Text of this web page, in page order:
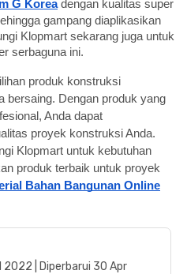
G Koreadengan kualitas super
gampang diaplikasikan
Klopmart sekarang juga untuk
serbaguna ini.
produk konstruksi
bersaing. Dengan produk yang
Anda dapat
proyek konstruksi Anda.
Klopmart untuk kebutuhan
produk terbaik untuk proyek
Bahan Bangunan Online
2022 | Diperbarui 30 Apr